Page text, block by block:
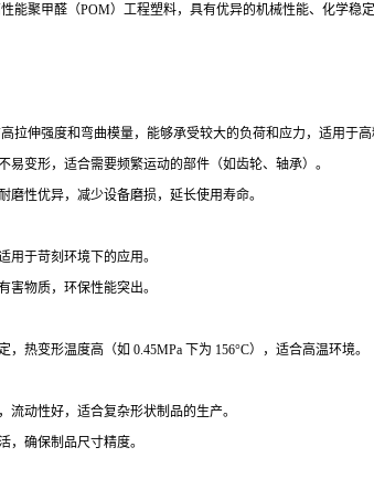
能聚甲醛（POM）工程塑料，具有优异的机械性能、化学稳
拉伸强度和弯曲模量，能够承受较大的负荷和应力，适用于高
易变形，适合需要频繁运动的部件（如齿轮、轴承）。
磨性优异，减少设备磨损，延长使用寿命。
用于苛刻环境下的应用。
害物质，环保性能突出。
热变形温度高（如 0.45MPa 下为 156°C），适合高温环境。
流动性好，适合复杂形状制品的生产。
，确保制品尺寸精度。